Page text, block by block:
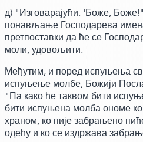
д) "Изговарајући: 'Боже,
понављање Господарева
претпоставки да ће се
моли, удовољити.
Међутим, и поред испуњења
испуњење молбе, Божији
"Па како ће таквом бити
бити испуњена молба ономе
храном, ко пије забрањено
одећу и ко се издржава